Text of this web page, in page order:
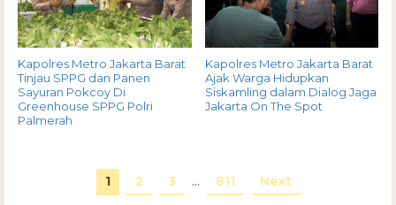
Kapolres Metro Jakarta Barat
Tinjau SPPG dan Panen
Sayuran Pokcoy Di
Greenhouse SPPG Polri
Palmerah
Kapolres Metro Jakarta Barat
Ajak Warga Hidupkan
Siskamling dalam Dialog Jaga
Jakarta On The Spot
1 2 3 … 811 Next